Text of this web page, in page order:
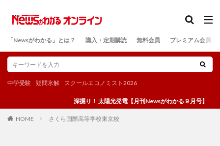
「Newsがわかる」とは？ 購入・定期購読 無料会員 プレミアム会員
中学受験 疑問氷解 スクールエコノミスト2026
深掘り！ 太陽光発電【月刊Newsがわかる９月号】
HOME さくら国際高等学校東京校
検索